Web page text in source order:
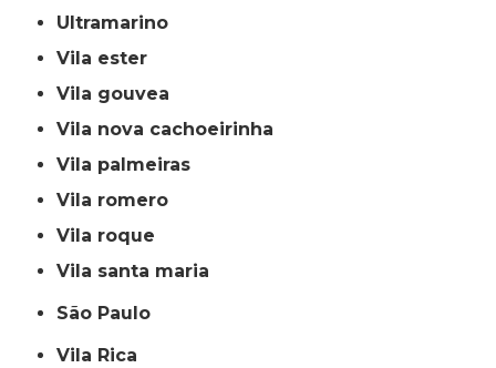
ultramarino
vila ester
vila gouvea
vila nova cachoeirinha
vila palmeiras
vila romero
vila roque
vila santa maria
São Paulo
Vila Rica